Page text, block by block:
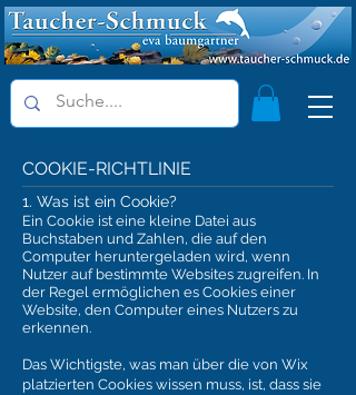
COOKIE-RICHTLINIE
1. Was ist ein Cookie?
Ein Cookie ist eine kleine Datei aus
Buchstaben und Zahlen, die auf den
Computer heruntergeladen wird, wenn
Nutzer auf bestimmte Websites zugreifen. In
der Regel ermöglichen es Cookies einer
Website, den Computer eines Nutzers zu
erkennen.
Das Wichtigste, was man über die von Wix
platzierten Cookies wissen muss, ist, dass sie